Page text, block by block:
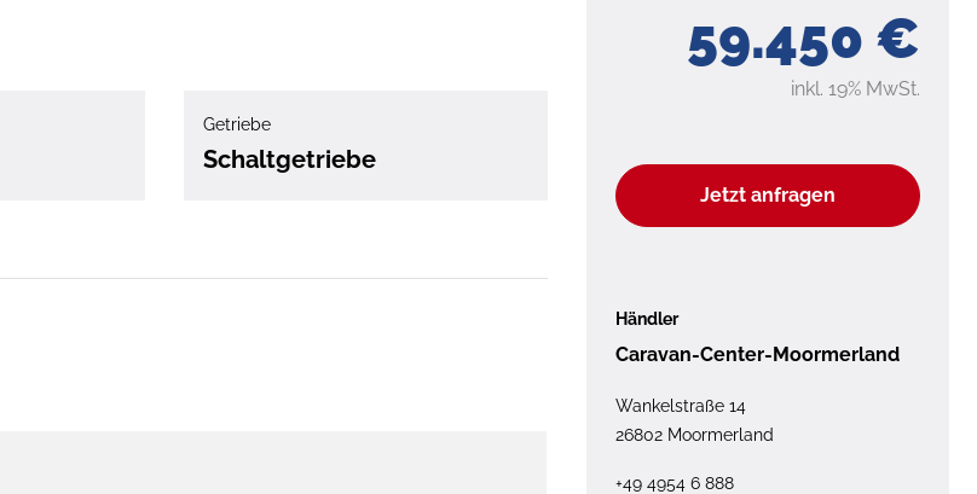
59.450 €
inkl. 19% MwSt.
Jetzt anfragen
Händler
Caravan-Center-Moormerland
Wankelstraße 14
26802 Moormerland
+49 4954 6 888
Getriebe
Schaltgetriebe